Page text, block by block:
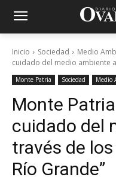
Inicio Sociedad Medio
cuidado del medio ambiente
Monte Patria Sociedad Medio
Monte
cuidado del
través de
Río Grande”